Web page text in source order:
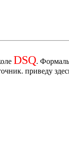
DSQ.
приведу